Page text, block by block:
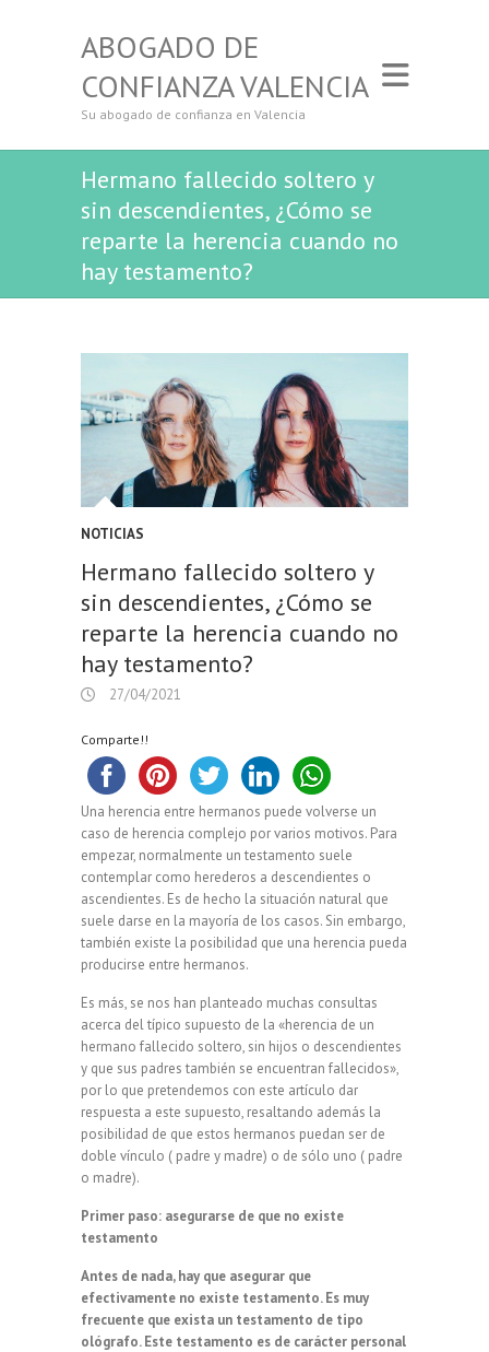
ABOGADO DE
CONFIANZA VALENCIA
Su abogado de confianza en Valencia
Hermano fallecido soltero y
sin descendientes, ¿Cómo se
reparte la herencia cuando no
hay testamento?
NOTICIAS
Hermano fallecido soltero y
sin descendientes, ¿Cómo se
reparte la herencia cuando no
hay testamento?
27/04/2021
Comparte!!
Una herencia entre hermanos puede volverse un
caso de herencia complejo por varios motivos. Para
empezar, normalmente un testamento suele
contemplar como herederos a descendientes o
ascendientes. Es de hecho la situación natural que
suele darse en la mayoría de los casos. Sin embargo,
también existe la posibilidad que una herencia pueda
producirse entre hermanos.
Es más, se nos han planteado muchas consultas
acerca del típico supuesto de la «herencia de un
hermano fallecido soltero, sin hijos o descendientes
y que sus padres también se encuentran fallecidos»,
por lo que pretendemos con este artículo dar
respuesta a este supuesto, resaltando además la
posibilidad de que estos hermanos puedan ser de
doble vínculo ( padre y madre) o de sólo uno ( padre
o madre).
Primer paso: asegurarse de que no existe
testamento
Antes de nada, hay que asegurar que
efectivamente no existe testamento. Es muy
frecuente que exista un testamento de tipo
ológrafo. Este testamento es de carácter personal